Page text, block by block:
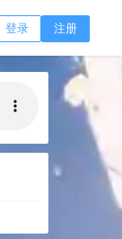
登录 注册